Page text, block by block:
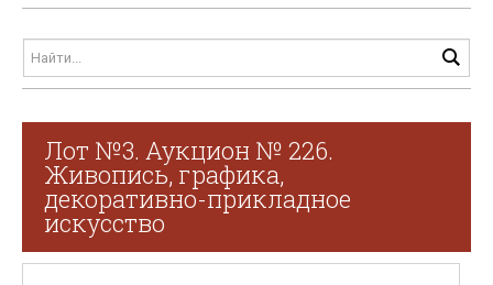
Лот №3. Аукцион № 226.
Живопись, графика,
декоративно-прикладное
искусство